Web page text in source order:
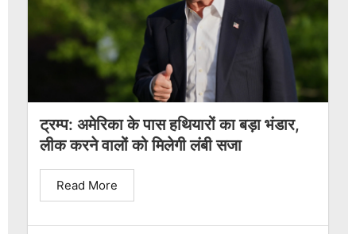
ट्रम्प: अमेरिका के पास हथियारों का बड़ा भंडार,
लीक करने वालों को मिलेगी लंबी सजा
Read More